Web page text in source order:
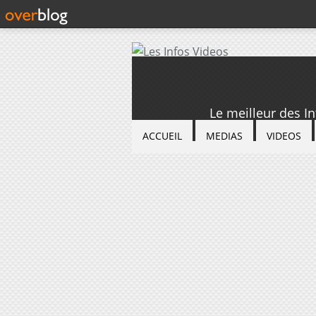
Le meilleur des
ACCUEIL MEDIAS VIDEOS